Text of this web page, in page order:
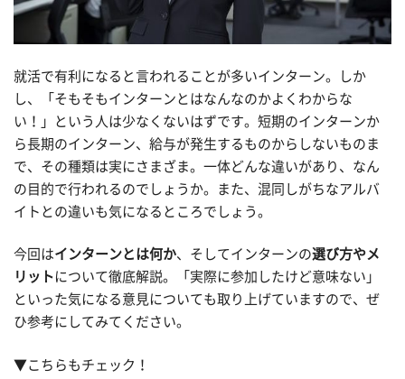
就活で有利になると言われることが多いインターン。しか
し、「そもそもインターンとはなんなのかよくわからな
い！」という人は少なくないはずです。短期のインターンか
ら長期のインターン、給与が発生するものからしないものま
で、その種類は実にさまざま。一体どんな違いがあり、なん
の目的で行われるのでしょうか。また、混同しがちなアルバ
イトとの違いも気になるところでしょう。
今回はインターンとは何か、そしてインターンの選び方やメ
リット について徹底解説。「実際に参加したけど意味ない」
といった気になる意見についても取り上げていますので、ぜ
ひ参考にしてみてください。
▼こちらもチェック！